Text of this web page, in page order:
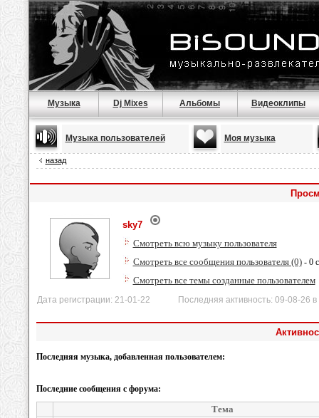
Музыка Dj Mixes Альбомы Видеоклипы
Музыка пользователей Моя музыка
назад
sky7
Смотреть всю музыку пользователя
Смотреть все сообщения пользователя (0)- 0
Смотреть все темы созданные пользователем
Дата регистрации: 21-01-22 Последняя активность: 09-08-26 в
Последняя музыка, добавленная пользователем:
Последние сообщения с форума:
Тема